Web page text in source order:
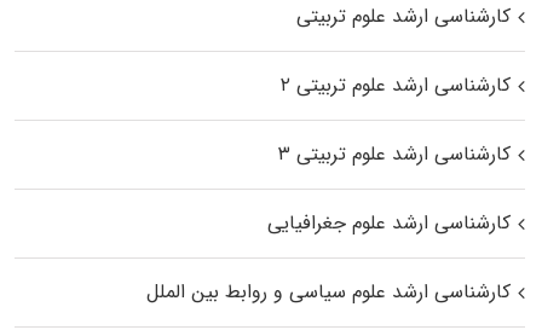
کارشناسی ارشد علوم تربیتی
کارشناسی ارشد علوم تربیتی ۲
کارشناسی ارشد علوم تربیتی ۳
کارشناسی ارشد علوم جغرافیایی
کارشناسی ارشد علوم سیاسی و روابط بین الملل